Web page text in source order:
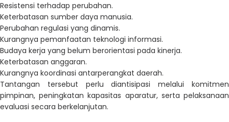
Resistensi terhadap perubahan.
Keterbatasan sumber daya manusia.
Perubahan regulasi yang dinamis.
Kurangnya pemanfaatan teknologi informasi.
Budaya kerja yang belum berorientasi pada kinerja.
Keterbatasan anggaran.
Kurangnya koordinasi antarperangkat daerah.
Tantangan tersebut perlu diantisipasi melalui komitmen
pimpinan, peningkatan kapasitas aparatur, serta pelaksanaan
evaluasi secara berkelanjutan.